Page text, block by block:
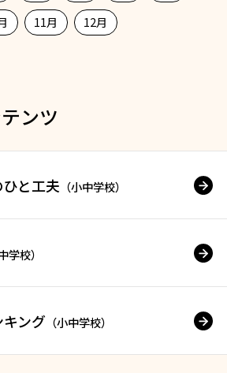
11月 12月
ンツ
と工夫 （小中学校）
学校）
ング （小中学校）